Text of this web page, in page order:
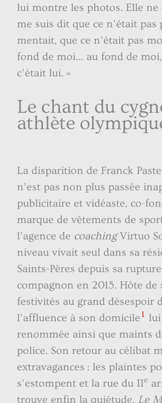
lui montre les photos. Elle ne
me suis dit que ce n’était pas
mentait, que ce n’était pas
fond de moi… au fond de
c’était lui. »
Le chant du
athlète
La disparition de Franck
n’est pas non plus passée
publicitaire et vidéaste, co-
marque de vêtements de
l’agence de coachingVirtuo
niveau vivait seul dans sa
Saints-Pères depuis sa
compagnon en 2015. Hôte de
festivités au grand désespoir
l’affluence à son domicile 1
renommée ainsi que maints
police. Son retour au célibat
extravagances : les plaintes
s’estompent et la rue du IIe
trouve enfin la quiétude. Le